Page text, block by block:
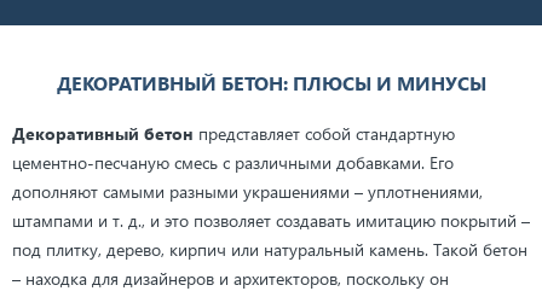
ДЕКОРАТИВНЫЙ БЕТОН: ПЛЮСЫ И МИНУСЫ
Декоративный бетон представляет собой стандартную
цементно-песчаную смесь с различными добавками. Его
дополняют самыми разными украшениями – уплотнениями,
штампами и т. д., и это позволяет создавать имитацию покрытий –
под плитку, дерево, кирпич или натуральный камень. Такой бетон
– находка для дизайнеров и архитекторов, поскольку он